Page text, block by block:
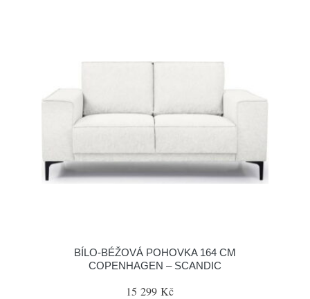
BÍLO-BÉŽOVÁ POHOVKA 164 CM
COPENHAGEN – SCANDIC
15 299 Kč